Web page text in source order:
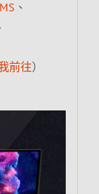
、
前往）